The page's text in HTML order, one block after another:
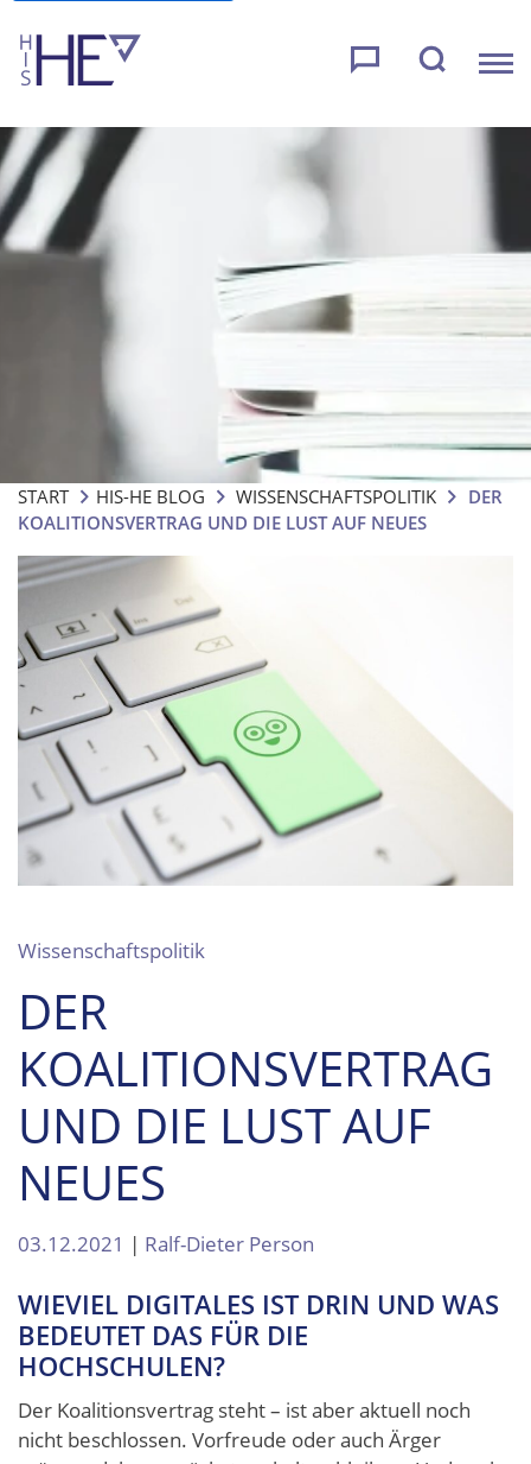
START HIS-HE BLOG WISSENSCHAFTSPOLITIK
DER
KOALITIONSVERTRAG UND DIE LUST AUF NEUES
Wissenschaftspolitik
DER
KOALITIONSVERTRAG
UND DIE LUST AUF
NEUES
03.12.2021 | Ralf-Dieter Person
WIEVIEL DIGITALES IST DRIN UND WAS
BEDEUTET DAS FÜR DIE
HOCHSCHULEN?
Der Koalitionsvertrag steht – ist aber aktuell noch
nicht beschlossen. Vorfreude oder auch Ärger